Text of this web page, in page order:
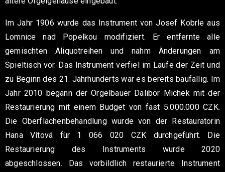
Im Jahr 1906 wurde das Instrument von Josef Kobrle aus
Lomnice nad Popelkou modifiziert. Er entfernte alle
gemischten Aliquotreihen und nahm Änderungen am
Spieltisch vor. Das Instrument verfiel im Laufe der Zeit und
zu Beginn des 21. Jahrhunderts war es bereits baufällig. Im
Jahr 2010 begann der Orgelbauer Dalibor Michek mit der
Restaurierung mit einem Budget von fast 5.000.000 CZK.
Die Oberflächenbehandlung wurde von der Restauratorin
Hana Vítová für 1 066 020 CZK durchgeführt. Die
Restaurierung des Instruments wurde 2020
abgeschlossen. Das vorbildlich restaurierte Instrument